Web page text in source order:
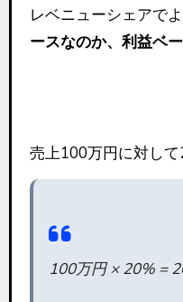
レベニューシェアで
ースなのか、利益ベ
売上100万円に対して
100万円 × 20% =